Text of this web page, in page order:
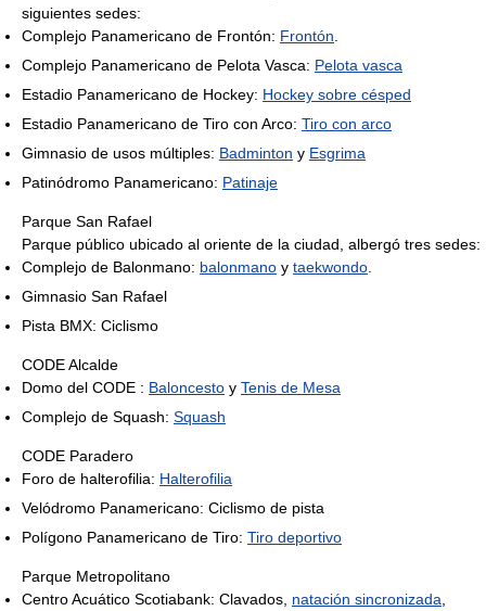
siguientes sedes:
Complejo Panamericano de Frontón: Frontón
Complejo Panamericano de Pelota Vasca: Pelota vasca
Estadio Panamericano de Hockey: Hockey sobre césped
Estadio Panamericano de Tiro con Arco: Tiro con arco
Gimnasio de usos múltiples: Badminton y Esgrima
Patinódromo Panamericano: Patinaje
Parque San Rafael
Parque público ubicado al oriente de la ciudad, albergó tres sedes:
Complejo de Balonmano: balonmano y taekwondo
Gimnasio San Rafael
Pista BMX: Ciclismo
CODE Alcalde
Domo del CODE : Baloncesto y Tenis de Mesa
Complejo de Squash: Squash
CODE Paradero
Foro de halterofilia: Halterofilia
Velódromo Panamericano: Ciclismo de pista
Polígono Panamericano de Tiro: Tiro deportivo
Parque Metropolitano
Centro Acuático Scotiabank: Clavados, natación sincronizada